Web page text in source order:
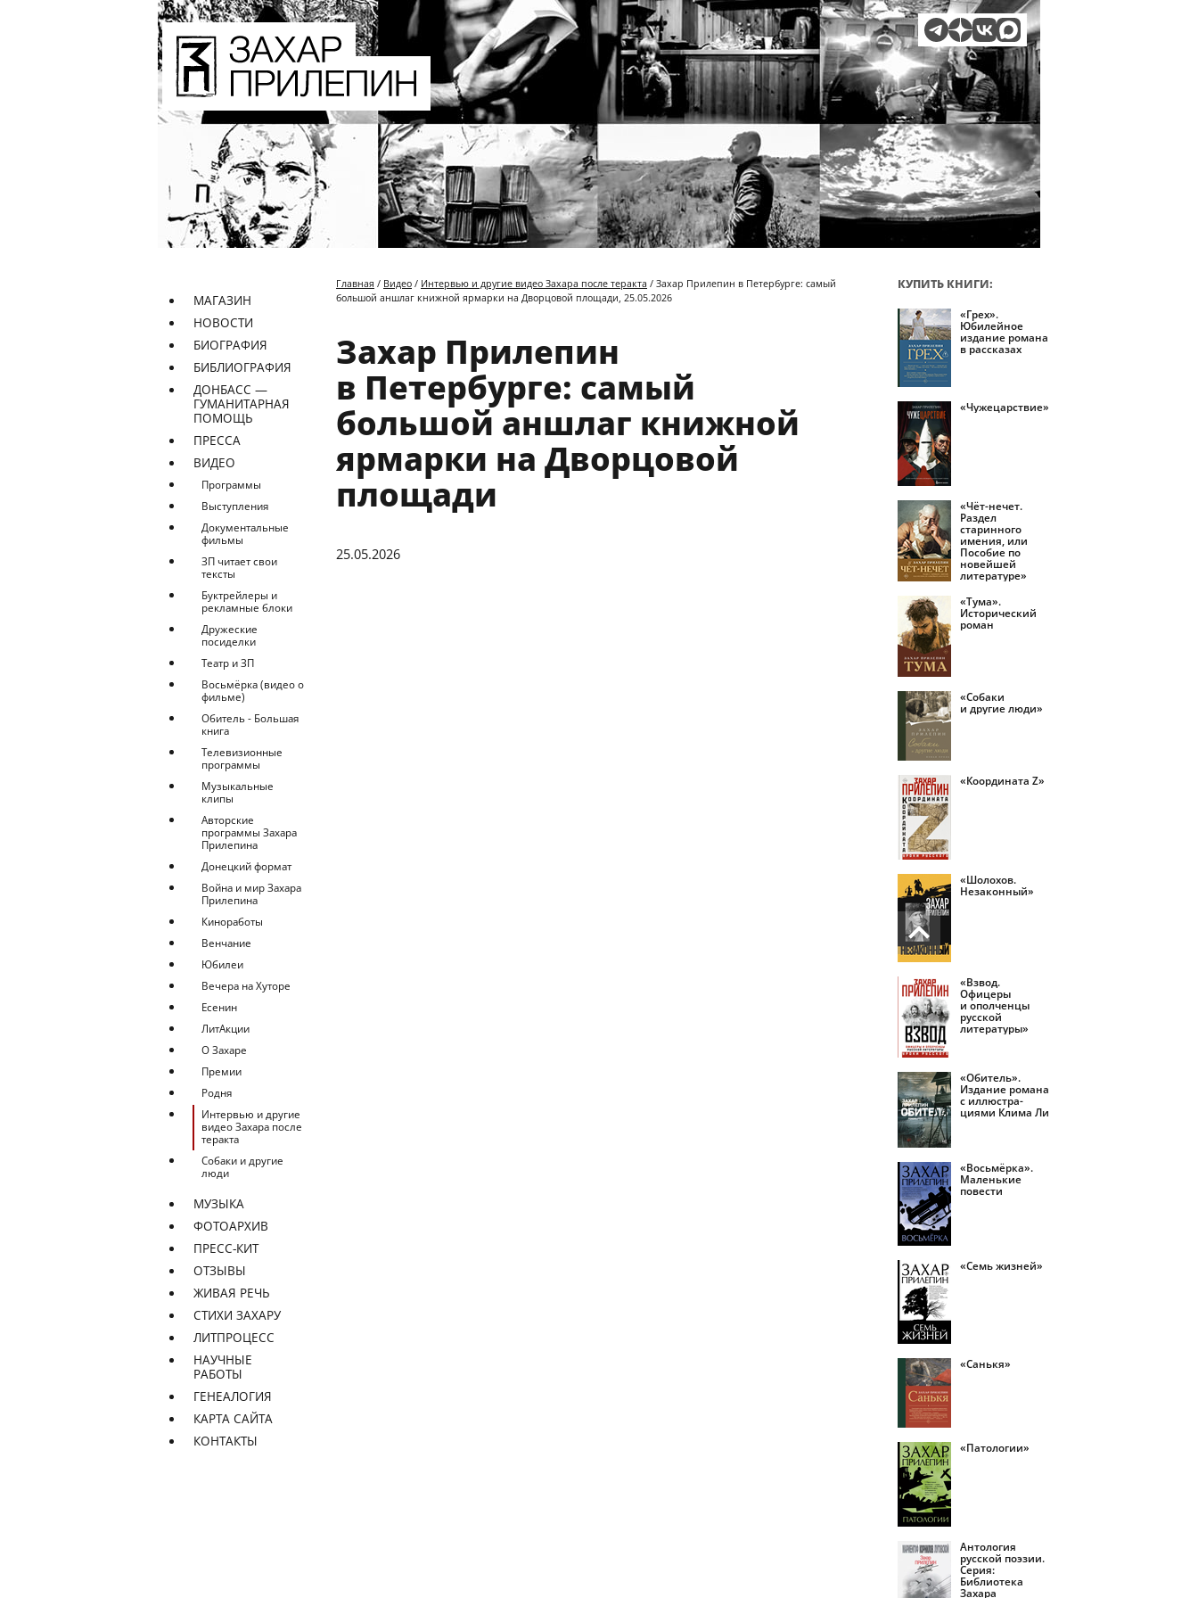
МАГАЗИН
НОВОСТИ
БИОГРАФИЯ
БИБЛИОГРАФИЯ
ДОНБАСС —
ГУМАНИТАРНАЯ
ПОМОЩЬ
ПРЕССА
ВИДЕО
Программы
Выступления
Документальные
фильмы
ЗП читает свои
тексты
Буктрейлеры и
рекламные блоки
Дружеские
посиделки
Театр и ЗП
Восьмёрка (видео о
фильме)
Обитель - Большая
книга
Телевизионные
программы
Музыкальные
клипы
Авторские
программы Захара
Прилепина
Донецкий формат
Война и мир Захара
Прилепина
Киноработы
Венчание
Юбилеи
Вечера на Хуторе
Есенин
ЛитАкции
О Захаре
Премии
Родня
Интервью и другие
видео Захара после
теракта
Собаки и другие
люди
МУЗЫКА
ФОТОАРХИВ
ПРЕСС-КИТ
ОТЗЫВЫ
ЖИВАЯ РЕЧЬ
СТИХИ ЗАХАРУ
ЛИТПРОЦЕСС
НАУЧНЫЕ
РАБОТЫ
ГЕНЕАЛОГИЯ
КАРТА САЙТА
КОНТАКТЫ
Главная / Видео / Интервью и другие видео Захара после теракта / Захар Прилепин в Петербурге: самый
большой аншлаг книжной ярмарки на Дворцовой площади, 25.05.2026
Захар Прилепин
в Петербурге: самый
большой аншлаг книжной
ярмарки на Дворцовой
площади
25.05.2026
КУПИТЬ КНИГИ:
«Грех».
Юбилейное
издание романа
в рассказах
«Чужецарствие»
«Чёт-нечет.
Раздел
старинного
имения, или
Пособие по
новейшей
литературе»
«Тума».
Исторический
роман
«Собаки
и другие люди»
«Координата Z»
«Шолохов.
Незаконный»
«Взвод.
Офицеры
и ополченцы
русской
литературы»
«Обитель».
Издание романа
с иллюстра­
циями Клима Ли
«Восьмёрка».
Маленькие
повести
«Семь жизней»
«Санькя»
«Патологии»
Антология
русской поэзии.
Серия:
Библиотека
Захара